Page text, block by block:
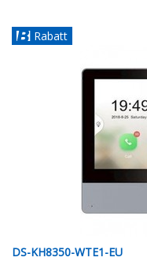
Rabatt
DS-KH8350-WTE1-EU